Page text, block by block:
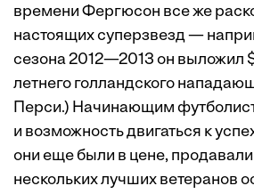
времени Фергюсон все же
настоящих суперзвезд —
сезона 2012—2013 он выложил
летнего голландского
Перси.) Начинающим
и возможность двигаться к
они еще были в цене,
нескольких лучших ветеранов